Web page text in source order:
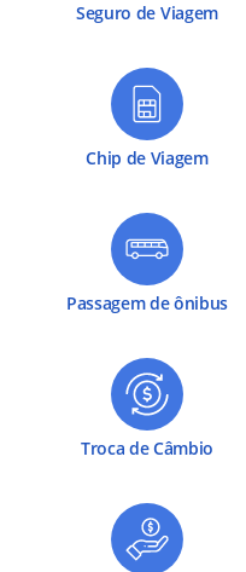
Seguro de Viagem
Chip de Viagem
Passagem de ônibus
Troca de Câmbio